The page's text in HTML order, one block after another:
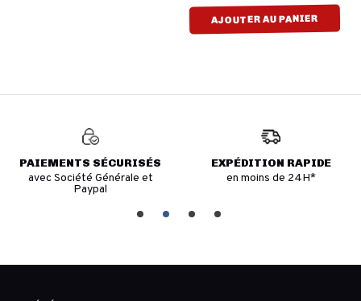
AJOUTER AU PANIER
PAIEMENTS SÉCURISÉS
avec Société Générale et
Paypal
EXPÉDITION RAPIDE
en moins de 24H*